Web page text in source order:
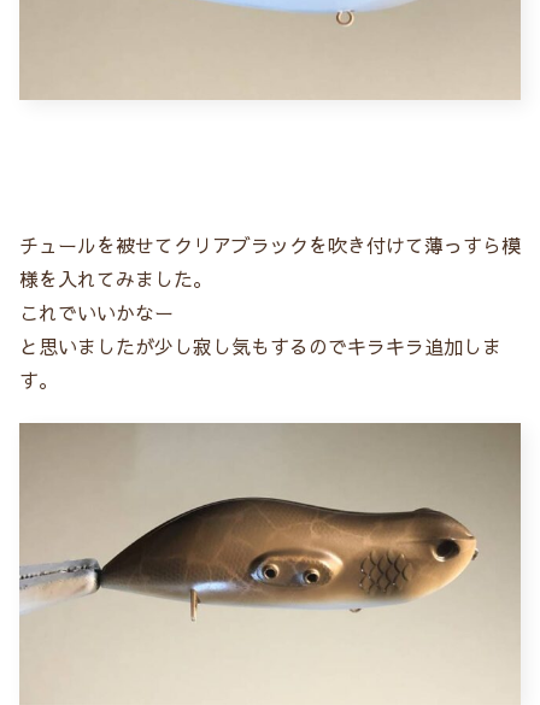
チュールを被せてクリアブラックを吹き付けて薄っすら模
様を入れてみました。
これでいいかなー
と思いましたが少し寂し気もするのでキラキラ追加しま
す。